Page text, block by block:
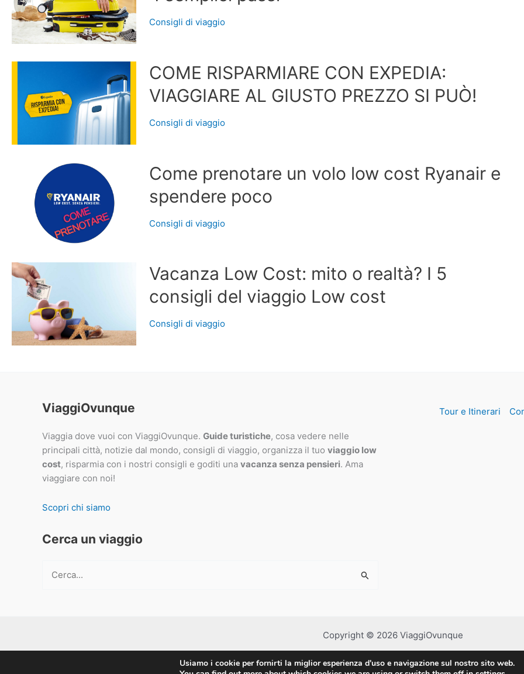
Consigli di viaggio
COME RISPARMIARE CON EXPEDIA:
VIAGGIARE AL GIUSTO PREZZO SI PUÒ!
Consigli di viaggio
Come prenotare un volo low cost Ryanair e
spendere poco
Consigli di viaggio
Vacanza Low Cost: mito o realtà? I 5
consigli del viaggio Low cost
Consigli di viaggio
ViaggiOvunque
Viaggia dove vuoi con ViaggiOvunque. Guide turistiche, cosa vedere nelle
principali città, notizie dal mondo, consigli di viaggio, organizza il tuo viaggio low
cost, risparmia con i nostri consigli e goditi una vacanza senza pensieri. Ama
viaggiare con noi!
Scopri chi siamo
Cerca un viaggio
Cerca:
Tour e Itinerari
Copyright © 2026 ViaggiOvunque
Usiamo i cookie per fornirti la miglior esperienza d'uso e navigazione sul nostro sito web.